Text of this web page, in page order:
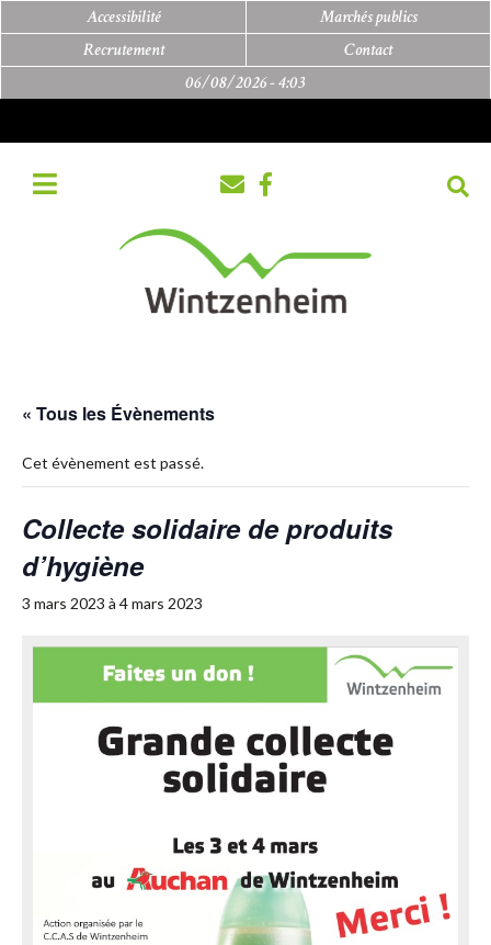
Accessibilité
Marchés publics
Recrutement
Contact
06/08/2026 -4:03
« Tous les Évènements
Cet évènement est passé.
Collecte solidaire de produits
d’hygiène
3 mars 2023 à 4 mars 2023